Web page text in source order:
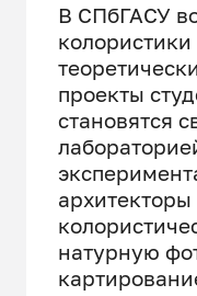
В СПбГАСУ
проекты
становятся
натурную